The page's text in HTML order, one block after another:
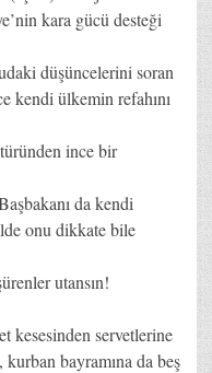
kara gücü desteği
düşüncelerini soran
kendi ülkemin refahını
ince bir
da kendi
onu dikkate bile
utansın!
kesesinden servetlerine
bayramına da beş